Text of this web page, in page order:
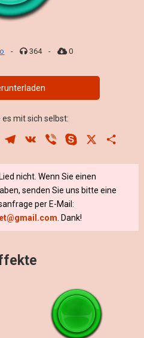
- 364 - 0
es mit sich selbst:
LinkedInTelegram
VK Viber Skype
nicht. Wenn Sie einen
senden Sie uns bitte eine
per E-Mail:
. Dank!